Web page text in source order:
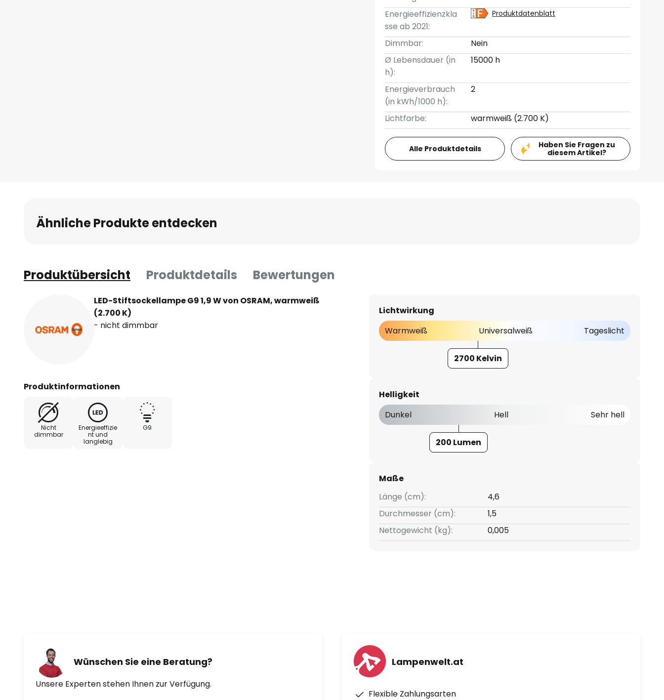
Energieeffizienzkla
sse ab 2021:
Produktdatenblatt
Dimmbar:
Nein
Ø Lebensdauer (in
h):
15000 h
Energieverbrauch
(in kWh/1000 h):
2
Lichtfarbe: warmweiß (2.700 K)
Alle Produktdetails
Haben Sie Fragen zu
diesem Artikel?
Ähnliche Produkte entdecken
Produktübersicht Produktdetails Bewertungen
LED-Stiftsockellampe G9 1,9 W von OSRAM, warmweiß
(2.700 K)
- nicht dimmbar
Produktinformationen
Nicht
dimmbar
Energieeffizie
nt und
langlebig
G9
Lichtwirkung
Warmweiß
Universalweiß Tageslicht
2700 Kelvin
Helligkeit
Dunkel
Hell Sehr hell
200 Lumen
Maße
Länge (cm):
4,6
Durchmesser (cm):
1,5
Nettogewicht (kg):
0,005
Wünschen Sie eine Beratung?
Unsere Experten stehen Ihnen zur Verfügung.
Lampenwelt.at
Flexible Zahlungsarten